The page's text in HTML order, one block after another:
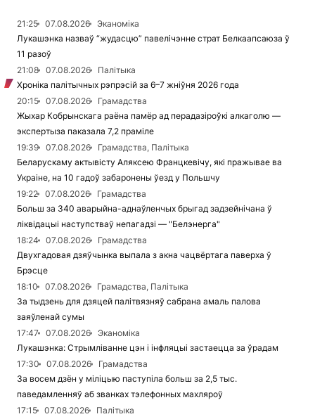
21:25 07.08.2026
Эканоміка
Лукашэнка назваў “жудасцю” павелічэнне страт Белкаапсаюза ў
11 разоў
21:08
07.08.2026
Палітыка
Хроніка палітычных рэпрэсій за 6–7 жніўня 2026 года
20:15
07.08.2026
Грамадства
Жыхар Кобрынскага раёна памёр ад перадазіроўкі алкаголю —
экспертыза паказала 7,2 праміле
19:39
07.08.2026
Грамадства, Палітыка
Беларускаму актывісту Аляксею Францкевічу, які пражывае ва
Украіне, на 10 гадоў забаронены ўезд у Польшчу
19:22
07.08.2026
Грамадства
Больш за 340 аварыйна-аднаўленчых брыгад задзейнічана ў
ліквідацыі наступстваў непагадзі — "Белэнерга"
18:24
07.08.2026
Грамадства
Двухгадовая дзяўчынка выпала з акна чацвёртага паверха ў
Брэсце
18:10
07.08.2026
Грамадства, Палітыка
За тыдзень для дзяцей палітвязняў сабрана амаль палова
заяўленай сумы
17:47
07.08.2026
Эканоміка
Лукашэнка: Стрымліванне цэн і інфляцыі застаецца за ўрадам
17:30
07.08.2026
Грамадства
За восем дзён у міліцыю паступіла больш за 2,5 тыс.
паведамленняў аб званках тэлефонных махляроў
17:15
07.08.2026
Палітыка